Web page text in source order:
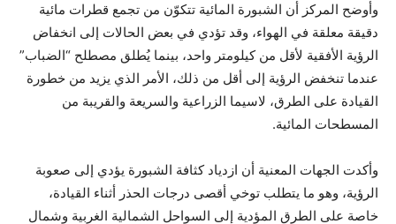
وأوضح المركز أن الشبورة المائية تتكوّن من تجمع قطرات مائية
دقيقة معلقة في الهواء، وقد تؤدي في بعض الحالات إلى انخفاض
الرؤية الأفقية لأقل من كيلومتر واحد، بينما يُطلق مصطلح “الضباب”
عندما تنخفض الرؤية إلى أقل من ذلك، الأمر الذي يزيد من خطورة
القيادة على الطرق، لاسيما الزراعية والسريعة والقريبة من
المسطحات المائية.
وأكدت الجهات المعنية أن ازدياد كثافة الشبورة يؤدي إلى صعوبة
الرؤية، وهو ما يتطلب توخي أقصى درجات الحذر أثناء القيادة،
خاصة على الطرق المؤدية إلى السواحل الشمالية الغربية وشمال